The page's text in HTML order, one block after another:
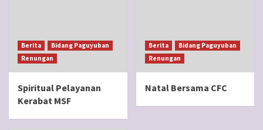
Berita
Bidang Paguyuban
Renungan
Spiritual Pelayanan
Kerabat MSF
Berita
Bidang Paguyuban
Renungan
Natal Bersama CFC